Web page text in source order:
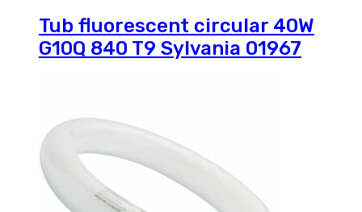
Tub fluorescent circular 40W
G10Q 840 T9 Sylvania 01967